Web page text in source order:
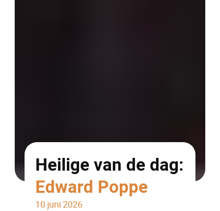
Heilige van de dag:
Edward Poppe
10 juni 2026